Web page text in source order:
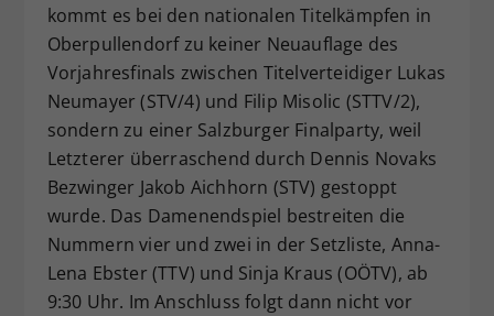
kommt es bei den nationalen Titelkämpfen in
Oberpullendorf zu keiner Neuauflage des
Vorjahresfinals zwischen Titelverteidiger Lukas
Neumayer (STV/4) und Filip Misolic (STTV/2),
sondern zu einer Salzburger Finalparty, weil
Letzterer überraschend durch Dennis Novaks
Bezwinger Jakob Aichhorn (STV) gestoppt
wurde. Das Damenendspiel bestreiten die
Nummern vier und zwei in der Setzliste, Anna-
Lena Ebster (TTV) und Sinja Kraus (OÖTV), ab
9:30 Uhr. Im Anschluss folgt dann nicht vor